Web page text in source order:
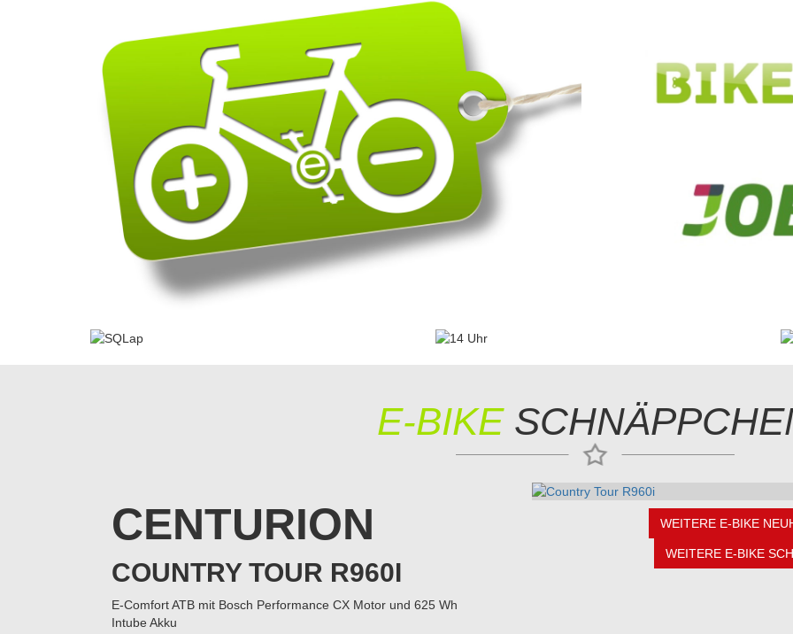
E-BIKE
CENTURION
COUNTRY TOUR R960I
E-Comfort ATB mit Bosch Performance CX Motor und 625 Wh
Intube Akku
WEITERE E-BIKE
WEITERE E-BIKE